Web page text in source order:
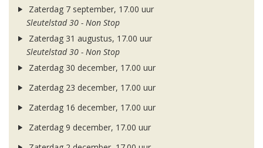
Zaterdag 7 september, 17.00 uur
Sleutelstad 30 - Non Stop
Zaterdag 31 augustus, 17.00 uur
Sleutelstad 30 - Non Stop
Zaterdag 30 december, 17.00 uur
Zaterdag 23 december, 17.00 uur
Zaterdag 16 december, 17.00 uur
Zaterdag 9 december, 17.00 uur